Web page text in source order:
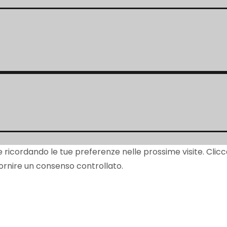
le tue preferenze nelle prossime visite.
un consenso controllato.